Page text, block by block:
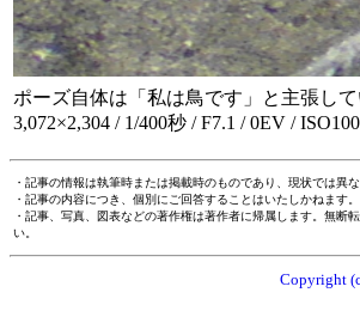
ポーズ自体は「私は鳥です」と主張し
3,072×2,304 / 1/400秒 / F7.1 / 0EV /
・記事の情報は執筆時または掲載時のものであり、現状では異
・記事の内容につき、個別にご回答することはいたしかねます。
・記事、写真、図表などの著作権は著作者に帰属します。無
い。
Copyright